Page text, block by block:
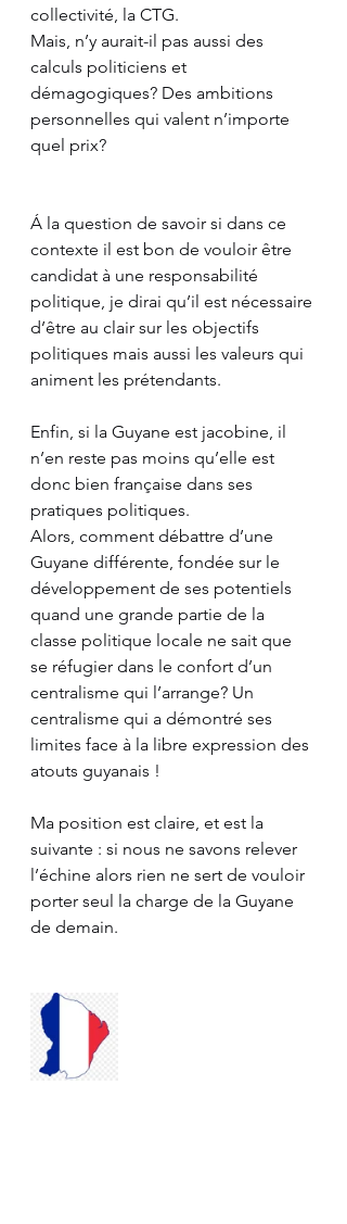
collectivité, la CTG.
Mais, n’y aurait-il pas aussi des
calculs politiciens et
démagogiques? Des ambitions
personnelles qui valent n’importe
quel prix?
Á la question de savoir si dans ce
contexte il est bon de vouloir être
candidat à une responsabilité
politique, je dirai qu’il est nécessaire
d’être au clair sur les objectifs
politiques mais aussi les valeurs qui
animent les prétendants.
Enfin, si la Guyane est jacobine, il
n’en reste pas moins qu’elle est
donc bien française dans ses
pratiques politiques.
Alors, comment débattre d’une
Guyane différente, fondée sur le
développement de ses potentiels
quand une grande partie de la
classe politique locale ne sait que
se réfugier dans le confort d’un
centralisme qui l’arrange? Un
centralisme qui a démontré ses
limites face à la libre expression des
atouts guyanais !
Ma position est claire, et est la
suivante : si nous ne savons relever
l’échine alors rien ne sert de vouloir
porter seul la charge de la Guyane
de demain.